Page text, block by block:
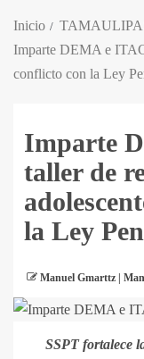
Inicio
Imparte DEMA e
conflicto con la Ley
Imparte
taller de
la Ley
Manuel Gmarttz |
SSPT fortalece